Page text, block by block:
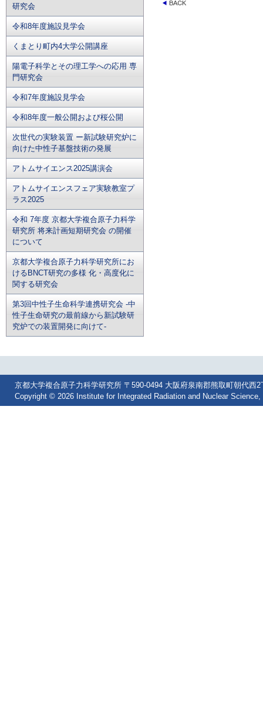
研究会
令和8年度施設見学会
くまとり町内4大学公開講座
陽電子科学とその理工学への応用 専
門研究会
令和7年度施設見学会
令和8年度一般公開および桜公開
次世代の実験装置 ー新試験研究炉に
向けた中性子基盤技術の発展
アトムサイエンス2025講演会
アトムサイエンスフェア実験教室プ
ラス2025
令和 7年度 京都大学複合原子力科学
研究所 将来計画短期研究会 の開催
について
京都大学複合原子力科学研究所にお
けるBNCT研究の多様 化・高度化に
関する研究会
第3回中性子生命科学連携研究会 -中
性子生命研究の最前線から新試験研
究炉での装置開発に向けて-
京都大学複合原子力科学研究所 〒590-0494 大阪府泉南郡熊取町朝代西
Copyright © 2026 Institute for Integrated Radiation and Nuclear